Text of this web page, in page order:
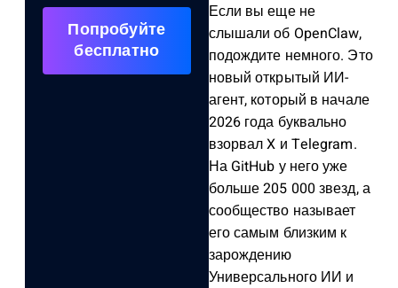
Попробуйте
бесплатно
Если вы еще не
слышали об OpenClaw,
подождите немного. Это
новый открытый ИИ-
агент, который в начале
2026 года буквально
взорвал X и Telegram.
На GitHub у него уже
больше 205 000 звезд, а
сообщество называет
его самым близким к
зарождению
Универсального ИИ и